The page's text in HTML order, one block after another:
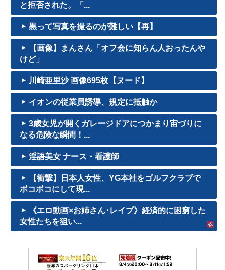
と拒否された。「...
黒って写真を撮るのが難しい【再】
【画像】まんさん「オフ会に知らん人おったんや
けど」
川崎亜里沙 画像695枚【ヌード】
イオンの従業員誘導、規定に抵触か
3歳女児が開くガレージドアにつかまり宙づりに
なる危険な瞬間！...
淫語美女 ナース・看護師
【衝撃】日本人女性、YG本社をゴルフクラブで
ボコボコにして現...
《エロ動画×お姉さん･レイプ》経済的に困窮した
女性たちを狙い...